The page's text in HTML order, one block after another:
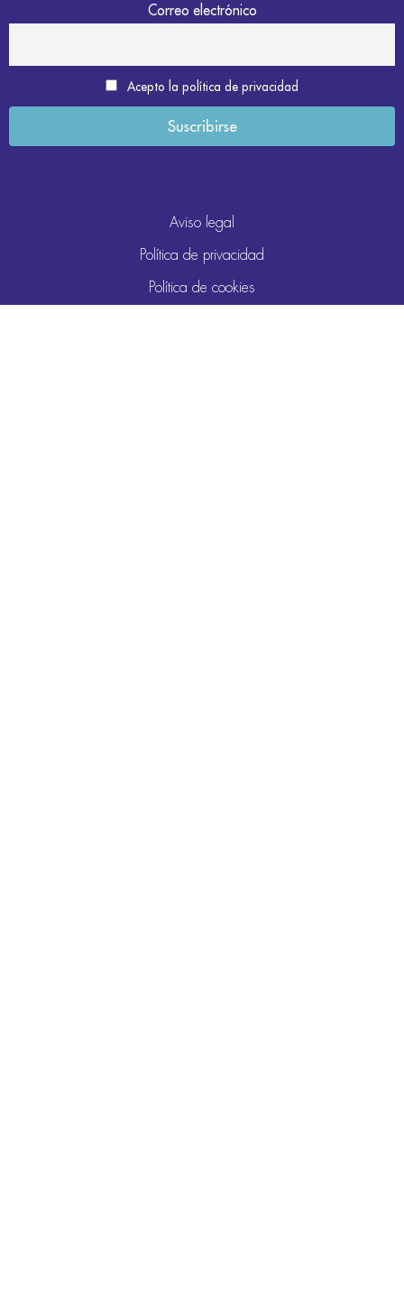
Correo electrónico
Acepto la política de privacidad
Aviso legal
Política de privacidad
Política de cookies